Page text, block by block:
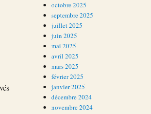
octobre 2025
septembre 2025
juillet 2025
juin 2025
mai 2025
avril 2025
mars 2025
février 2025
janvier 2025
décembre 2024
novembre 2024